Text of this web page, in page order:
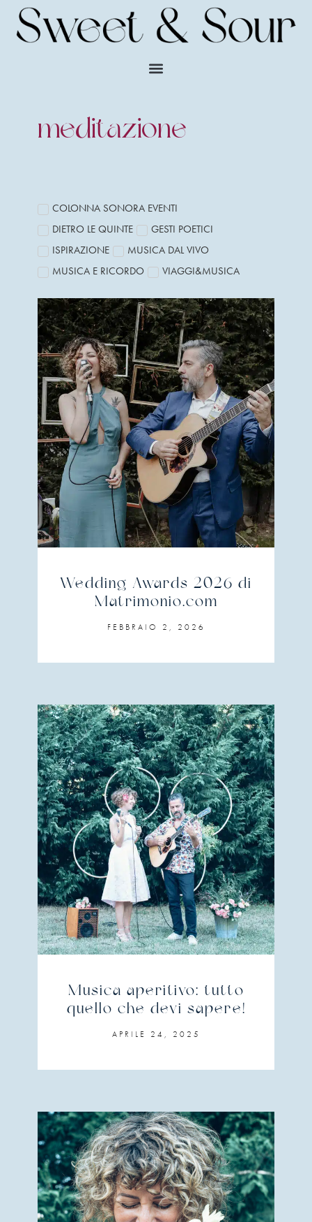
meditazione
COLONNA SONORA EVENTI
DIETRO LE QUINTE
GESTI POETICI
ISPIRAZIONE
MUSICA DAL VIVO
MUSICA E RICORDO
VIAGGI&MUSICA
Wedding Awards 2026 di
Matrimonio.com
FEBBRAIO 2, 2026
Musica aperitivo: tutto
quello che devi sapere!
APRILE 24, 2025